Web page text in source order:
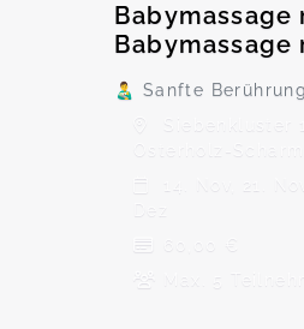
Babymassage
Babymassage
👨‍🍼 Sanfte
Siebenkluster
Osterholz-
14. Nov, 21.
Dez
60,00 €
Max. 5